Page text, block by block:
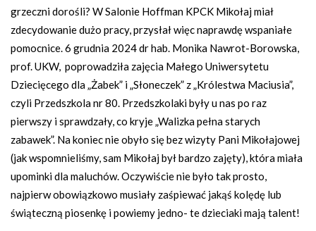
grzeczni dorośli? W Salonie Hoffman KPCK Mikołaj miał
zdecydowanie dużo pracy, przysłał więc naprawdę wspaniałe
pomocnice. 6 grudnia 2024 dr hab. Monika Nawrot-Borowska,
prof. UKW, poprowadziła zajęcia Małego Uniwersytetu
Dziecięcego dla „Żabek” i „Słoneczek” z „Królestwa Maciusia”,
czyli Przedszkola nr 80. Przedszkolaki były u nas po raz
pierwszy i sprawdzały, co kryje „Walizka pełna starych
zabawek”. Na koniec nie obyło się bez wizyty Pani Mikołajowej
(jak wspomnieliśmy, sam Mikołaj był bardzo zajęty), która miała
upominki dla maluchów. Oczywiście nie było tak prosto,
najpierw obowiązkowo musiały zaśpiewać jakąś kolędę lub
świąteczną piosenkę i powiemy jedno- te dzieciaki mają talent!